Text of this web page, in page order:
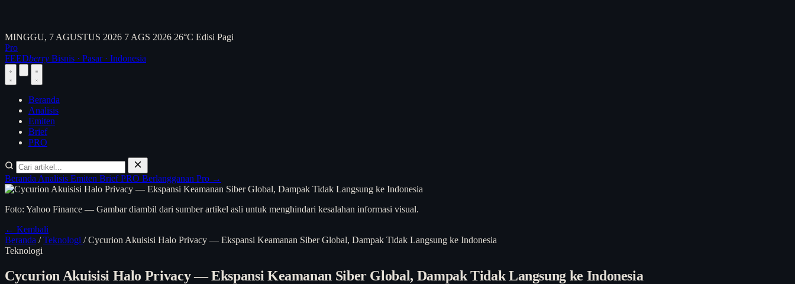
MINGGU, 7 AGUSTUS 2026 7 AGS 2026 26°C Edisi Pagi
Pro
FEEDberry Bisnis · Pasar · Indonesia
Beranda
Analisis
Emiten
Brief
PRO
Beranda Analisis Emiten BriefPRO Berlangganan Pro →
Foto: Yahoo Finance — Gambar diambil dari sumber artikel asli untuk menghindari kesalahan informasi visual.
← Kembali
Beranda / Teknologi / Cycurion Akuisisi Halo Privacy — Ekspansi Keamanan Siber Global, Dampak Tidak Langsung ke Indonesia
Teknologi
Cycurion Akuisisi Halo Privacy — Ekspansi Keamanan Siber Global, Dampak Tidak Langsung ke Indonesia